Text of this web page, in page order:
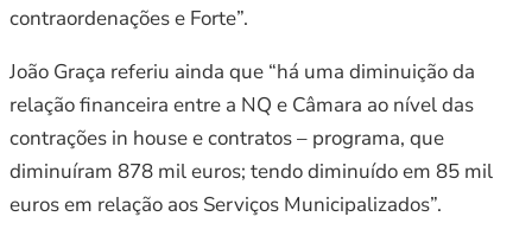
contraordenações e Forte”.
João Graça referiu ainda que “há uma diminuição da
relação financeira entre a NQ e Câmara ao nível das
contrações in house e contratos – programa, que
diminuíram 878 mil euros; tendo diminuído em 85 mil
euros em relação aos Serviços Municipalizados”.